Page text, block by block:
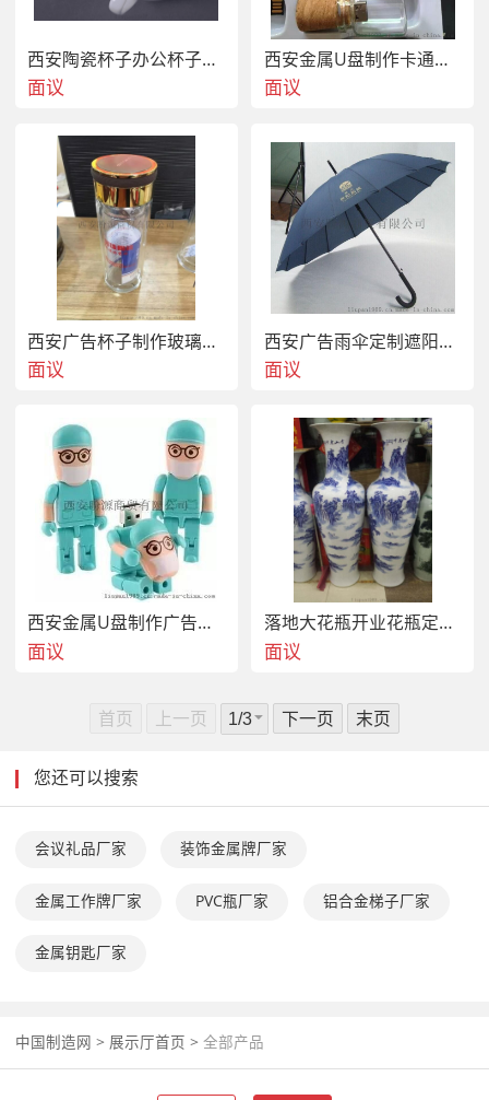
西安陶瓷杯子办公杯子制作
面议
西安金属U盘制作卡通卡片U盘制作
面议
西安广告杯子制作玻璃杯子定制水晶杯制作
面议
西安广告雨伞定制遮阳伞定制
面议
西安金属U盘制作广告有盘定制
面议
落地大花瓶开业花瓶定制庆典花瓶
面议
首页 上一页 下一页 末页
您还可以搜索
会议礼品厂家 装饰金属牌厂家
金属工作牌厂家 PVC瓶厂家 铝合金梯子厂家
金属钥匙厂家
中国制造网 > 展示厅首页 > 全部产品